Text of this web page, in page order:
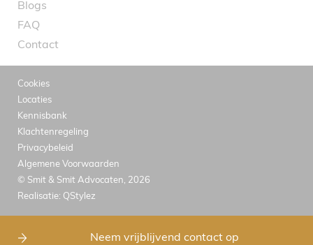
Blogs
FAQ
Contact
Cookies
Locaties
Kennisbank
Klachtenregeling
Privacybeleid
Algemene Voorwaarden
© Smit & Smit Advocaten, 2026
Realisatie: QStylez
Neem vrijblijvend contact op